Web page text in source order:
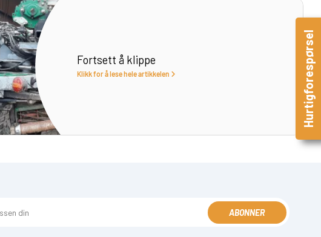
Fortsett å klippe
Klikk for å lese hele artikkelen
ABONNER
Hurtigforespørsel